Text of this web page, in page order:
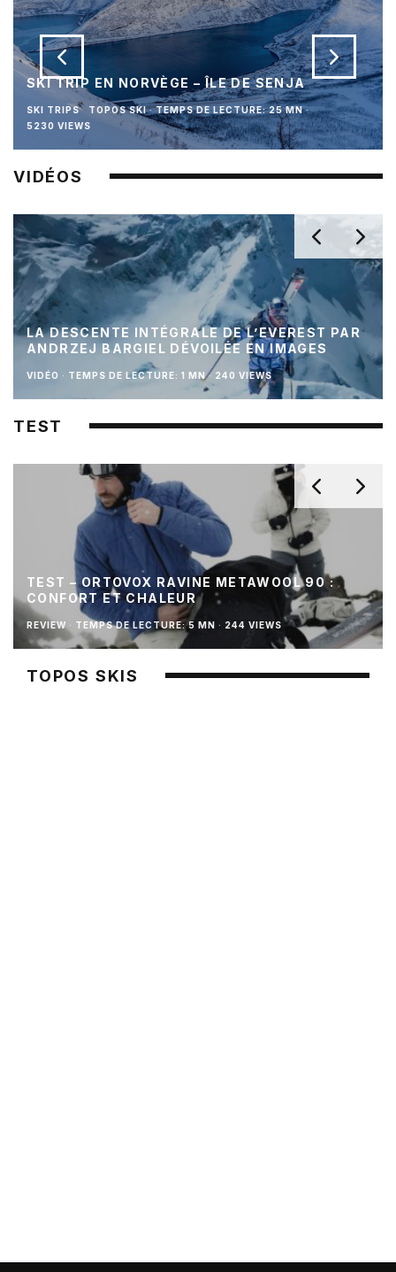
SKI TRIP EN NORVÈGE – ÎLE DE SENJA
SKI TRIPS TOPOS SKI · TEMPS DE LECTURE: 25 MN ·
5230 VIEWS
VIDÉOS
LA DESCENTE INTÉGRALE DE L’EVEREST PAR
ANDRZEJ BARGIEL DÉVOILÉE EN IMAGES
VIDÉO · TEMPS DE LECTURE: 1 MN · 240 VIEWS
TEST
TEST – ORTOVOX RAVINE METAWOOL 90 :
CONFORT ET CHALEUR
REVIEW · TEMPS DE LECTURE: 5 MN · 244 VIEWS
TOPOS SKIS